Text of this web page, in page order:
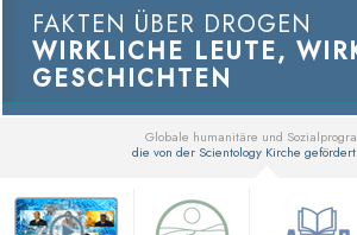
FAKTEN ÜBER DROGEN
WIRKLICHE LEUTE,
GESCHICHTEN
Globale humanitäre und
die von der Scientology Kirche